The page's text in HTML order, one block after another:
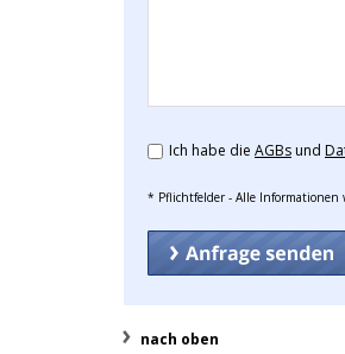
Ich habe die AGBsund
* Pflichtfelder - Alle
nach oben